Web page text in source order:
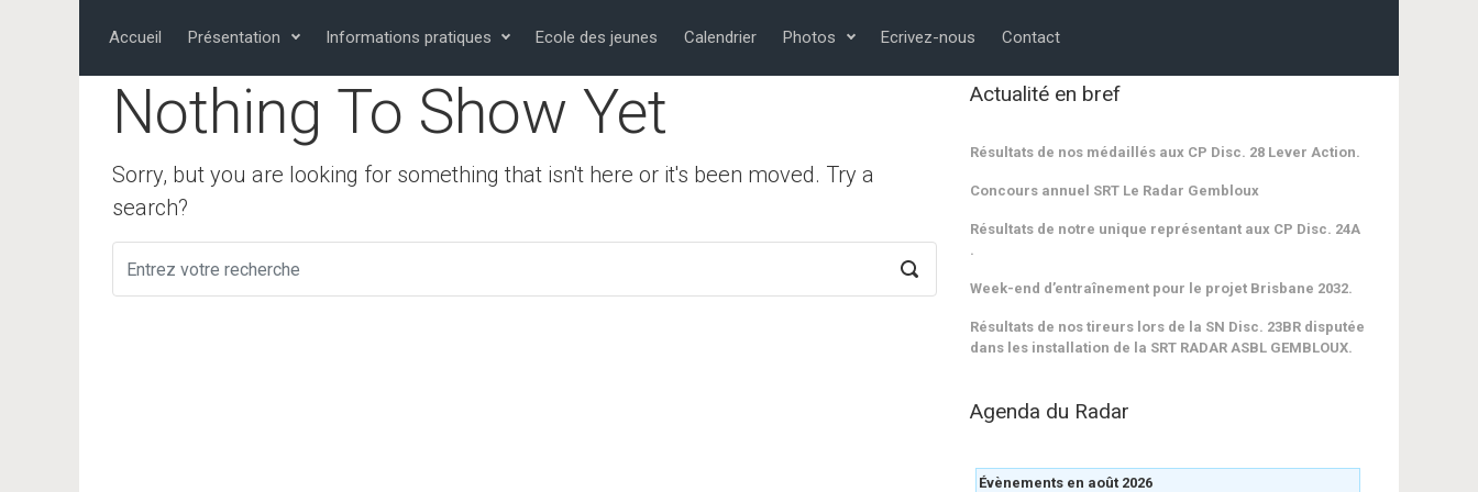
Accueil Présentation Informations pratiques Ecole des jeunes Calendrier Photos Ecrivez-nous Contact
Nothing To Show Yet
Sorry, but you are looking for something that isn't here or it's been moved. Try a
search?
Actualité en bref
Résultats de nos médaillés aux CP Disc. 28 Lever Action.
Concours annuel SRT Le Radar Gembloux
Résultats de notre unique représentant aux CP Disc. 24A
.
Week-end d’entraînement pour le projet Brisbane 2032.
Résultats de nos tireurs lors de la SN Disc. 23BR disputée
dans les installation de la SRT RADAR ASBL GEMBLOUX.
Agenda du Radar
Évènements en août 2026